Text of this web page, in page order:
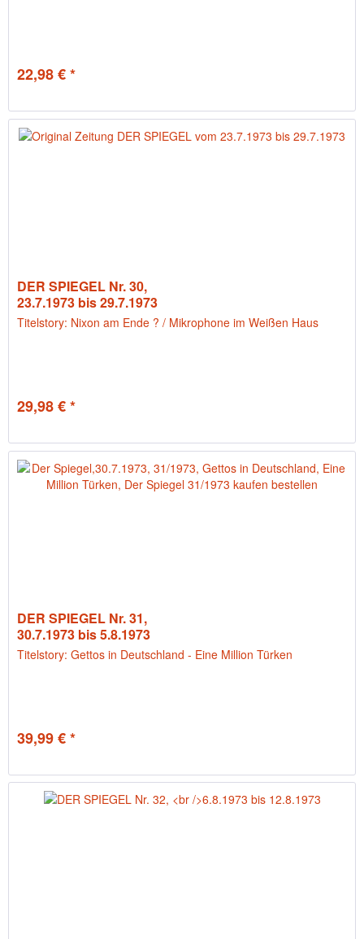
22,98 € *
DER SPIEGEL Nr. 30,
23.7.1973 bis 29.7.1973
Titelstory: Nixon am Ende ? / Mikrophone im Weißen Haus
29,98 € *
DER SPIEGEL Nr. 31,
30.7.1973 bis 5.8.1973
Titelstory: Gettos in Deutschland - Eine Million Türken
39,99 € *